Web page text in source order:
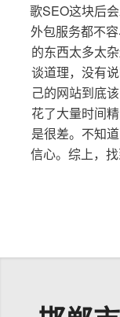
歌SEO这块后
外包服务都不
的东西太多太
谈道理，没有
己的网站到底
花了大量时间
是很差。不知
信心。综上，